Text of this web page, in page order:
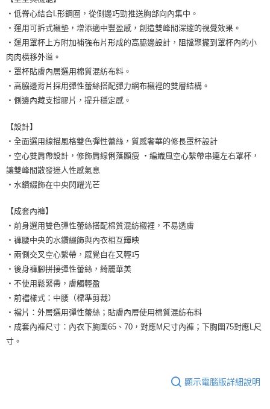
・低脊心結合L形鋼圈，從側邊巧勁推送胸部向內集中。
・運用可拆式襯墊，增添適中豐盈感，創造雙峰間深邃的視覺效果。
・運用罩杯上方附加補強布片形成的高脇邊設計，阻擋聚攏到罩杯內的小
肉肉橫移外溢。
・罩杯貼膚內層選用棉質混紡布料。
・高脇邊背片採用彈性蕾絲搭配彈力網布襯裡的雙層結構。
・側邊內藏支撐膠片，提升穩定感。
【設計】
・全面選用線描風格雙色彈性蕾絲，質感奢華的修長罩杯設計
・空心雙肩帶設計，修飾肩線俐落顯瘦 ・編織風空心繫帶串連左右罩杯，
讓雙峰間散發迷人性感氣息
・水鑽綴飾在中央閃耀光芒
【成套內褲】
・前身選用雙色彈性蕾絲搭配棉質混紡襯裡，不易透膚
・褲腰中央的水鑽綴飾與內衣相互輝映
・兩側交叉空心繫帶，感覺自在又輕巧
・後身褲腳拼接彈性蕾絲，綺麗華美
・不使用鬆緊帶，膚觸輕盈
・前襠樣式：中腰（標準剪裁）
・襠片：外層選用彈性蕾絲；貼膚內層使用棉質混紡布料
・成套內褲尺寸：內衣下胸圍65、70，對應M尺寸內褲；下胸圍75對應L尺
寸。
顯示電腦版詳細說明